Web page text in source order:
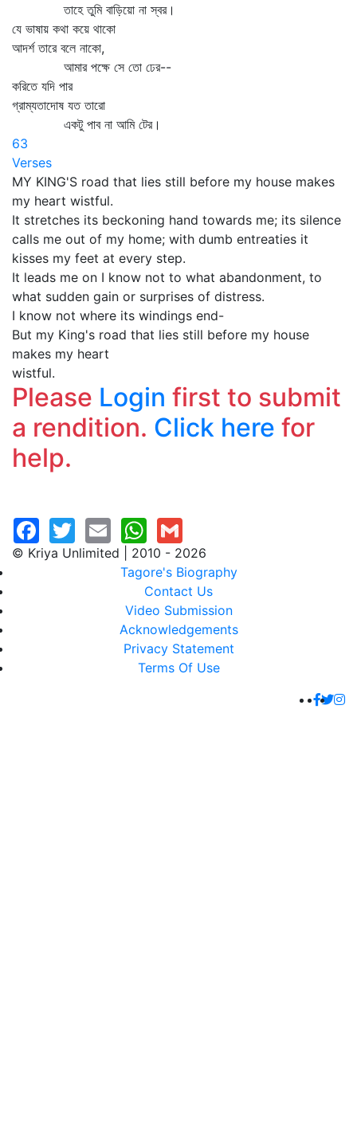
তাহে তুমি বাড়িয়ো না স্বর।
যে ভাষায় কথা কয়ে থাকো
আদর্শ তারে বলে নাকো,
আমার পক্ষে সে তো ঢের--
করিতে যদি পার
গ্রাম্যতাদোষ যত তারো
একটু পাব না আমি টের।
63
Verses
MY KING'S road that lies still before my house makes
my heart wistful.
It stretches its beckoning hand towards me; its silence
calls me out of my home; with dumb entreaties it
kisses my feet at every step.
It leads me on I know not to what abandonment, to
what sudden gain or surprises of distress.
I know not where its windings end-
But my King's road that lies still before my house
makes my heart
wistful.
Please Login first to submit
a rendition. Click here for
help.
© Kriya Unlimited | 2010 - 2026
Tagore's Biography
Contact Us
Video Submission
Acknowledgements
Privacy Statement
Terms Of Use